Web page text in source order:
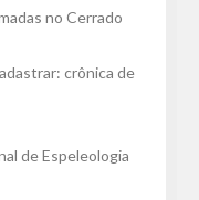
no Cerrado
crônica de
de Espeleologia